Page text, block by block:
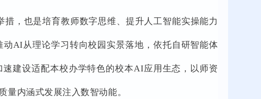
，也是培育教师数字思维、提升人工智能实操能力
AI从理论学习转向校园实景落地，依托自研智能体
建设适配本校办学特色的校本AI应用生态，以师资
量内涵式发展注入数智动能。